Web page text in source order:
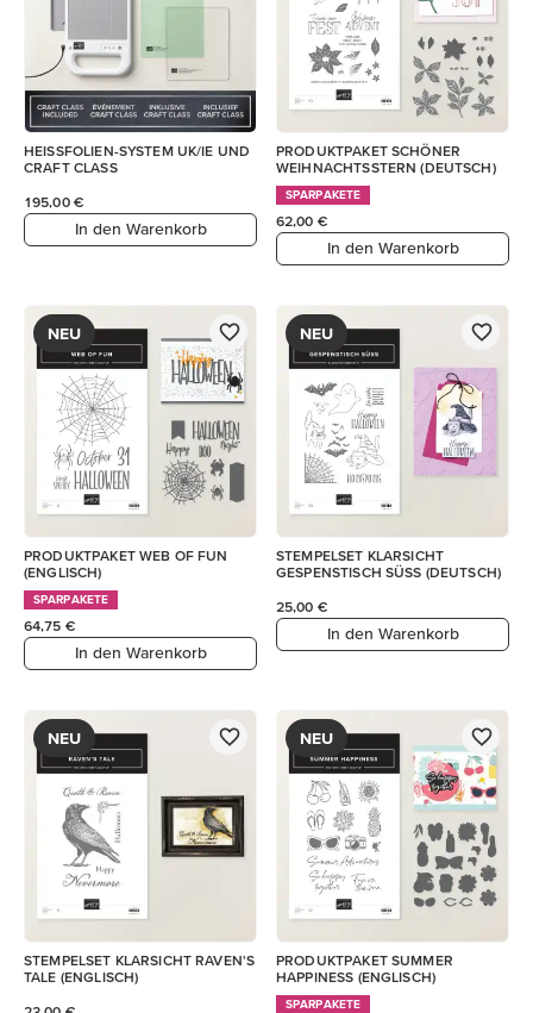
HEISSFOLIEN-SYSTEM UK/IE UND
CRAFT CLASS
195,00 €
In den Warenkorb
PRODUKTPAKET SCHÖNER
WEIHNACHTSSTERN (DEUTSCH)
SPARPAKETE
62,00 €
In den Warenkorb
NEU
PRODUKTPAKET WEB OF FUN
(ENGLISCH)
SPARPAKETE
64,75 €
In den Warenkorb
NEU
STEMPELSET KLARSICHT
GESPENSTISCH SÜSS (DEUTSCH)
25,00 €
In den Warenkorb
NEU
STEMPELSET KLARSICHT RAVEN'S
TALE (ENGLISCH)
NEU
PRODUKTPAKET SUMMER
HAPPINESS (ENGLISCH)
SPARPAKETE